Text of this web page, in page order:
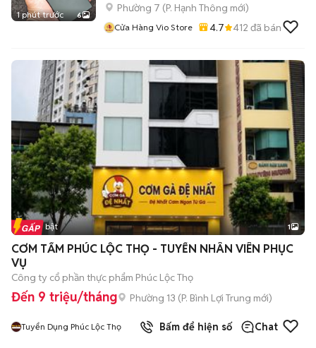
1 phút trước 6
Phường 7 (P. Hạnh Thông mới)
Cửa Hàng Vio Store 4.7 412 đã bán
Tin nổi bật 1
CƠM TẤM PHÚC LỘC THỌ - TUYỂN NHÂN VIÊN PHỤC
VỤ
Công ty cổ phần thực phẩm Phúc Lộc Thọ
Đến 9 triệu/tháng Phường 13 (P. Bình Lợi Trung mới)
Tuyển Dụng Phúc Lộc Thọ Bấm để hiện số Chat